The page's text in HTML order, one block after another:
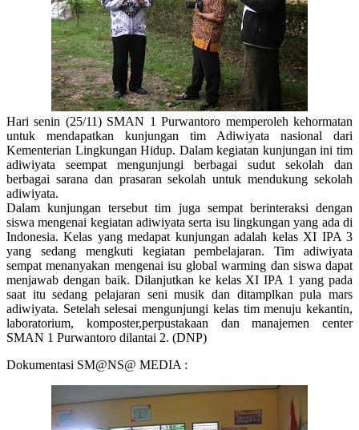
Hari senin (25/11) SMAN 1 Purwantoro memperoleh kehormatan
untuk mendapatkan kunjungan tim Adiwiyata nasional dari
Kementerian Lingkungan Hidup. Dalam kegiatan kunjungan ini tim
adiwiyata seempat mengunjungi berbagai sudut sekolah dan
berbagai sarana dan prasaran sekolah untuk mendukung sekolah
adiwiyata.
Dalam kunjungan tersebut tim juga sempat berinteraksi dengan
siswa mengenai kegiatan adiwiyata serta isu lingkungan yang ada di
Indonesia. Kelas yang medapat kunjungan adalah kelas XI IPA 3
yang sedang mengkuti kegiatan pembelajaran. Tim adiwiyata
sempat menanyakan mengenai isu global warming dan siswa dapat
menjawab dengan baik. Dilanjutkan ke kelas XI IPA 1 yang pada
saat itu sedang pelajaran seni musik dan ditamplkan pula mars
adiwiyata. Setelah selesai mengunjungi kelas tim menuju kekantin,
laboratorium, komposter,perpustakaan dan manajemen center
SMAN 1 Purwantoro dilantai 2. (DNP)
Dokumentasi SM@NS@ MEDIA :